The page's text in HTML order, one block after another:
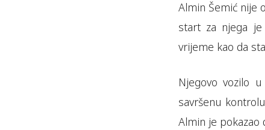
Almin Šemić nije
start za njega
vrijeme kao da
Njegovo vozilo
savršenu
Almin je pokazao